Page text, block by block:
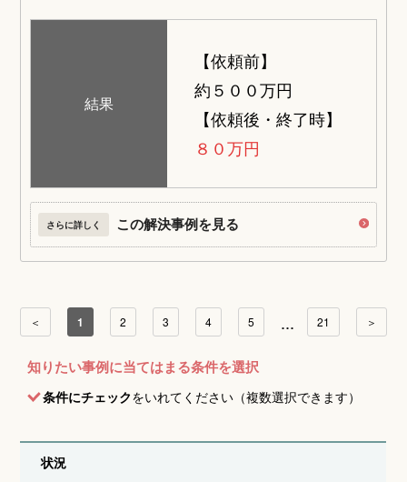
結果
【依頼前】
約５００万円
【依頼後・終了時】
８０万円
さらに詳しく この解決事例を見る
＜ 1 2 3 4 5 ... 21 ＞
知りたい事例に当てはまる条件を選択
条件にチェックをいれてください（複数選択できます）
状況